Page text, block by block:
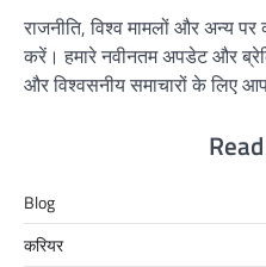
राजनीति, विश्व मामलों और अन्य
करें। हमारे नवीनतम अपडेट और
और विश्वसनीय समाचारों के लिए
Blog
करियर